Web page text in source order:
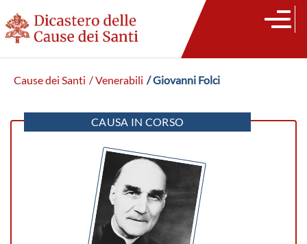
Cause dei Santi / Venerabili / Giovanni Folci
CAUSA IN CORSO